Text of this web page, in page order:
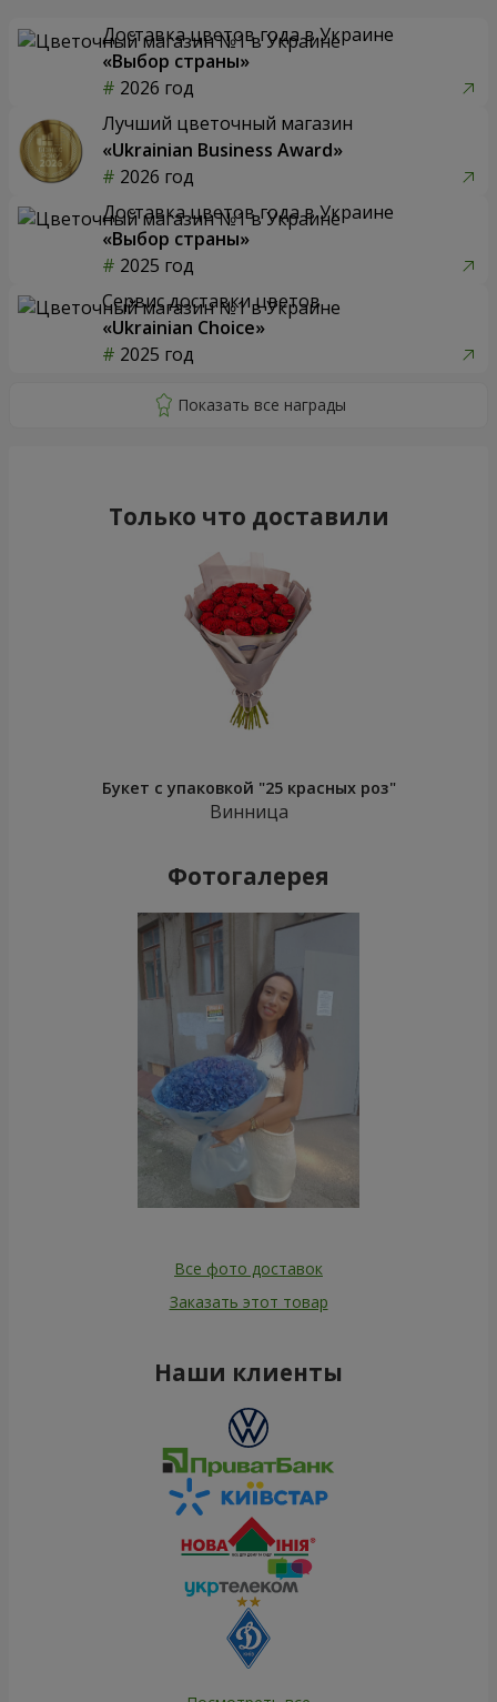
Доставка цветов года в Украине
«Выбор страны»
2026 год
Лучший цветочный магазин
«Ukrainian Business Award»
2026 год
Доставка цветов года в Украине
«Выбор страны»
2025 год
Сервис доставки цветов
«Ukrainian Choice»
2025 год
Только что доставили
Букет с упаковкой "25 красных роз"
Винница
Фотогалерея
Все фото доставок
Заказать этот товар
Наши клиенты